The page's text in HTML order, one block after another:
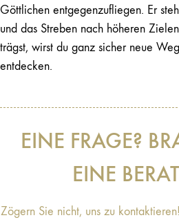
Göttlichen entgegenzufliegen. Er
und das Streben nach höheren
trägst, wirst du ganz sicher neue
entdecken.
EINE FRAGE?
EINE
Zögern Sie nicht, uns zu